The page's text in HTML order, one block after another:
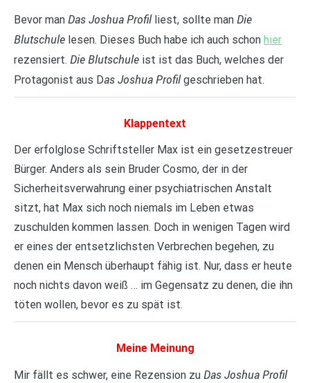
Bevor man Das Joshua Profilliest, sollte man Die
Blutschule lesen. Dieses Buch habe ich auch schon hier
rezensiert. Die Blutschule ist ist das Buch, welches der
Protagonist aus Das Joshua Profilgeschrieben hat.
Klappentext
Der erfolglose Schriftsteller Max ist ein gesetzestreuer
Bürger. Anders als sein Bruder Cosmo, der in der
Sicherheitsverwahrung einer psychiatrischen Anstalt
sitzt, hat Max sich noch niemals im Leben etwas
zuschulden kommen lassen. Doch in wenigen Tagen wird
er eines der entsetzlichsten Verbrechen begehen, zu
denen ein Mensch überhaupt fähig ist. Nur, dass er heute
noch nichts davon weiß … im Gegensatz zu denen, die ihn
töten wollen, bevor es zu spät ist.
Meine Meinung
Mir fällt es schwer, eine Rezension zu Das Joshua Profil